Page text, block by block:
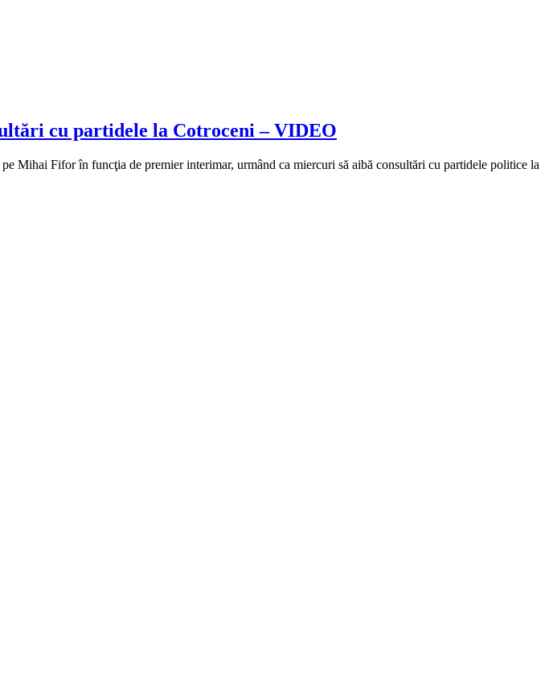
cu partidele la Cotroceni – VIDEO
pe Mihai Fifor în funcţia de premier interimar, urmând ca miercuri să aibă consultări cu partidele politice la